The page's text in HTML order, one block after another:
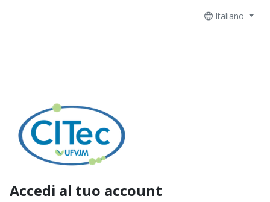
Italiano
Accedi al tuo account